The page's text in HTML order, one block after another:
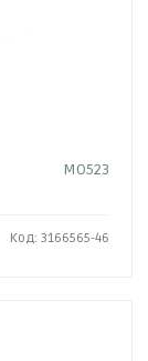
MO523
Код: 3166565-46